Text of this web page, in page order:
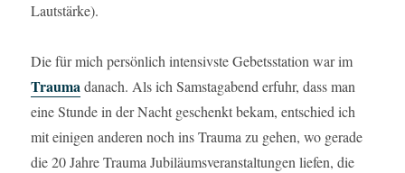
Lautstärke).
Die für mich persönlich intensivste Gebetsstation war im
Traumadanach. Als ich Samstagabend erfuhr, dass man
eine Stunde in der Nacht geschenkt bekam, entschied ich
mit einigen anderen noch ins Trauma zu gehen, wo gerade
die 20 Jahre Trauma Jubiläumsveranstaltungen liefen, die